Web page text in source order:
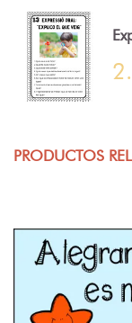
PRODUCTOS